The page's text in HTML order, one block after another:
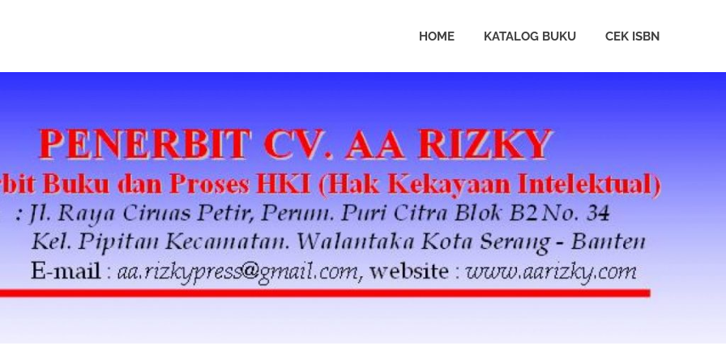
HOME KATALOG BUKU CEK ISBN